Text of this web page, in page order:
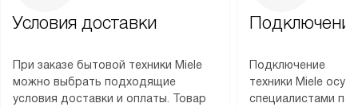
Условия доставки
При заказе бытовой техники Miele
можно выбрать подходящие
условия доставки и оплаты. Товар
Подключение
техники Miele
специалистами